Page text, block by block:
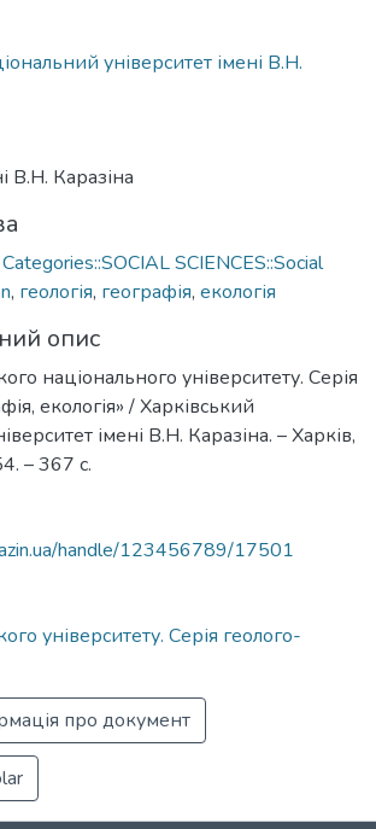
університет імені В.Н.
В.Н. Каразіна
SCIENCES::Social
, геологія, географія, екологія
опис
національного університету. Серія
екологія» / Харківський
імені В.Н. Каразіна. – Харків,
– 367 с.
handle/123456789/17501
університету. Серія геолого-
про документ